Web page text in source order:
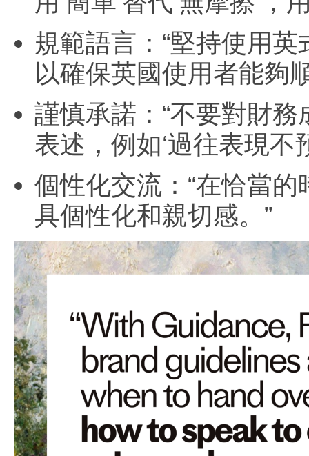
規範語言：“堅持使用英
以確保英國使用者能夠
謹慎承諾：“不要對財
表述，例如‘過往表現不
個性化交流：“在恰當
具個性化和親切感。”